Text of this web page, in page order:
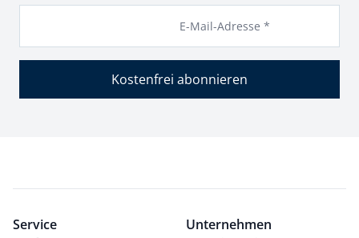
E-Mail-Adresse *
Kostenfrei abonnieren
Service Unternehmen